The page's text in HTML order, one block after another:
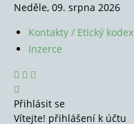
Neděle, 09. srpna 2026
Kontakty / Etický kodex
Inzerce
Přihlásit se
Vítejte! přihlášení k účtu